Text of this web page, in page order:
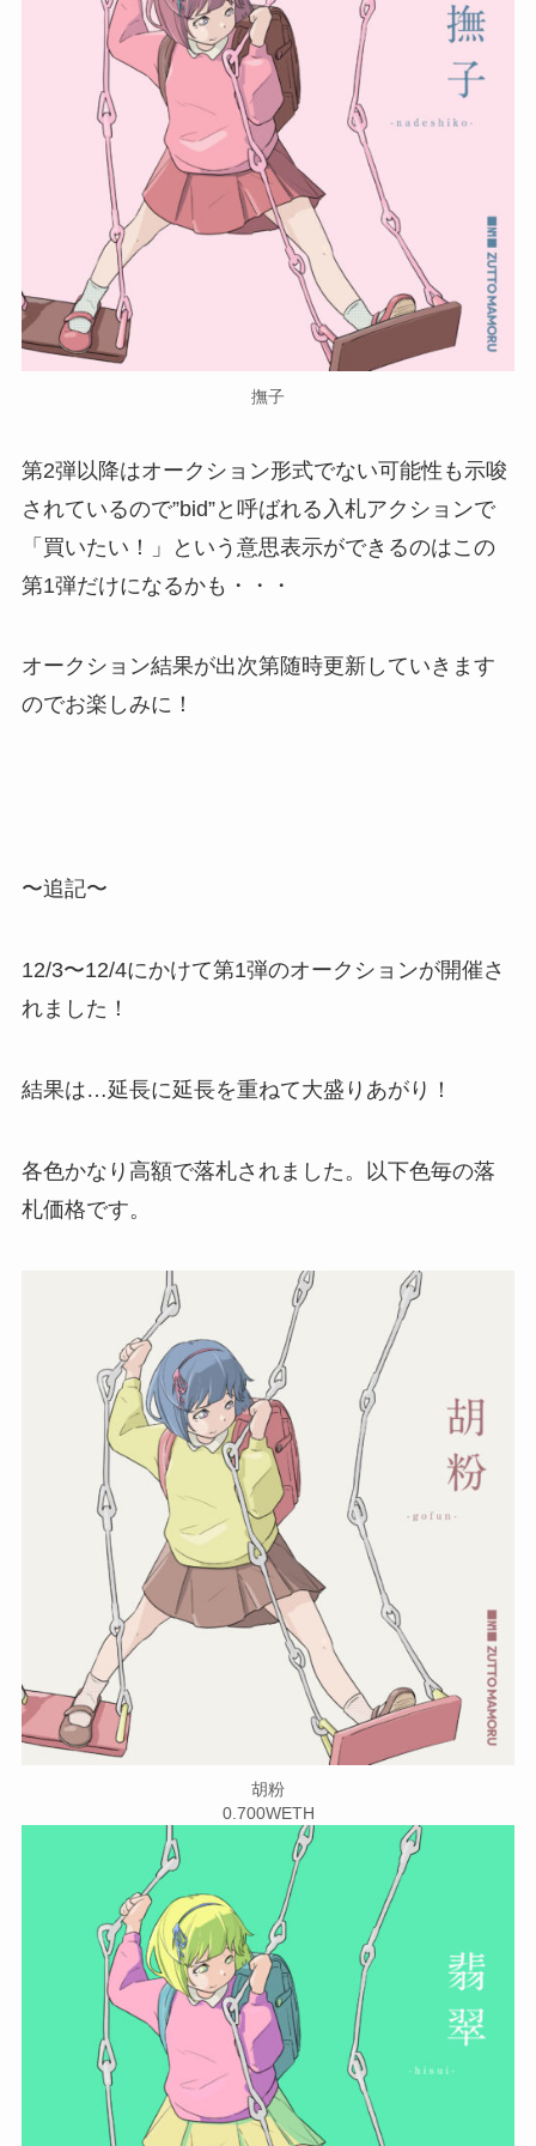
撫子
第2弾以降はオークション形式でない可能性も示唆
されているので”bid”と呼ばれる入札アクションで
「買いたい！」という意思表示ができるのはこの
第1弾だけになるかも・・・
オークション結果が出次第随時更新していきます
のでお楽しみに！
〜追記〜
12/3〜12/4にかけて第1弾のオークションが開催さ
れました！
結果は…延長に延長を重ねて大盛りあがり！
各色かなり高額で落札されました。以下色毎の落
札価格です。
胡粉
0.700WETH